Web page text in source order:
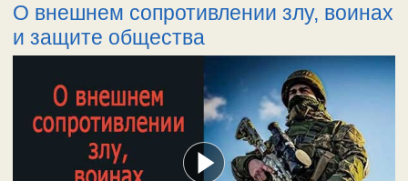
О внешнем сопротивлении злу, воинах
и защите общества